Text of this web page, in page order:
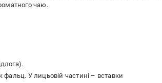
чаю.
фальц. У лицьовій частині – вставки